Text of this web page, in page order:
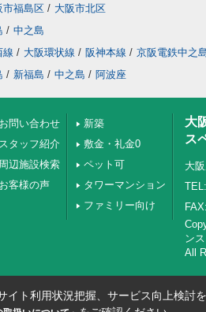
市福島区 / 大阪市北区
/ 中之島
線 / 大阪環状線 / 阪神本線 / 京阪電鉄中之
/ 新福島 / 中之島 / 阿波座
お問い合わせ
スタッフ紹介
周辺施設検索
お客様の声
新築
敷金・礼金0
ペット可
タワーマンション
ファミリー向け
大
ス
大
ンス
All
イト利用状況把握、サービス向上検討